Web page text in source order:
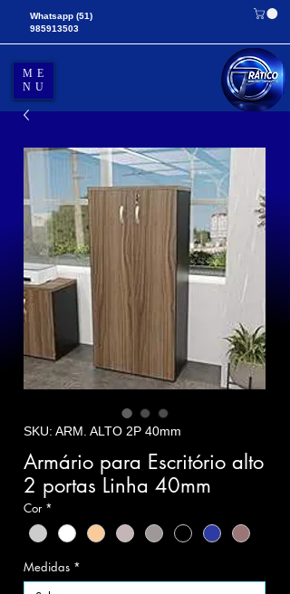
ME
NU
Whatsapp (51)
985913503
SKU: ARM. ALTO 2P 40mm
Armário para Escritório alto
2 portas Linha 40mm
Cor *
Medidas *